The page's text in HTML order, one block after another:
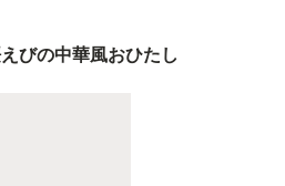
びの中華風おひたし